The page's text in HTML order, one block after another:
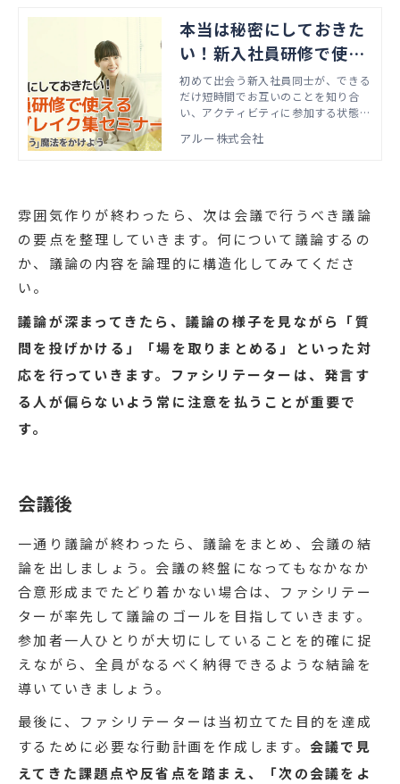
本当は秘密にしておきた
い！新入社員研修で使え
るアイスブレイク集動画
初めて出会う新入社員同士が、できる
だけ短時間でお互いのことを知り合
い、アクティビティに参加する状態を
け」が必要です。本動画では、人事の
アルー株式会社
雰囲気作りが終わったら、次は会議で行うべき議論
の要点を整理していきます。何について議論するの
か、議論の内容を論理的に構造化してみてくださ
い。
議論が深まってきたら、議論の様子を見ながら「質
問を投げかける」「場を取りまとめる」といった対
応を行っていきます。ファシリテーターは、発言す
る人が偏らないよう常に注意を払うことが重要で
す。
会議後
一通り議論が終わったら、議論をまとめ、会議の結
論を出しましょう。会議の終盤になってもなかなか
合意形成までたどり着かない場合は、ファシリテー
ターが率先して議論のゴールを目指していきます。
参加者一人ひとりが大切にしていることを的確に捉
えながら、全員がなるべく納得できるような結論を
導いていきましょう。
最後に、ファシリテーターは当初立てた目的を達成
するために必要な行動計画を作成します。 会議で見
えてきた課題点や反省点を踏まえ、「次の会議をよ